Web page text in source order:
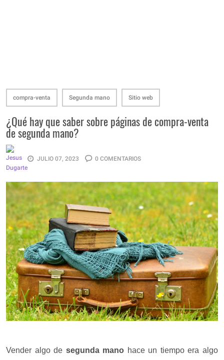
compra-venta Segunda mano Sitio web
¿Qué hay que saber sobre páginas de compra-venta
de segunda mano?
JULIO 07, 2023 0 COMENTARIOS
Vender algo de segunda mano hace un tiempo era algo